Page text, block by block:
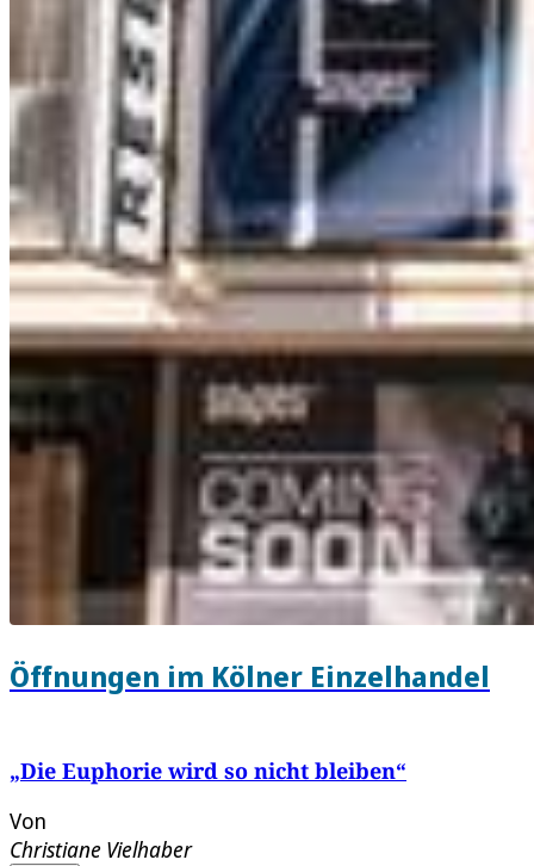
Öffnungen im Kölner Einzelhandel
„Die Euphorie wird so nicht bleiben“
Von
Christiane Vielhaber